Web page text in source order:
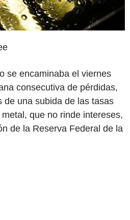
se encaminaba el viernes
consecutiva de pérdidas,
de una subida de las tasas
que no rinde intereses,
de la Reserva Federal de la